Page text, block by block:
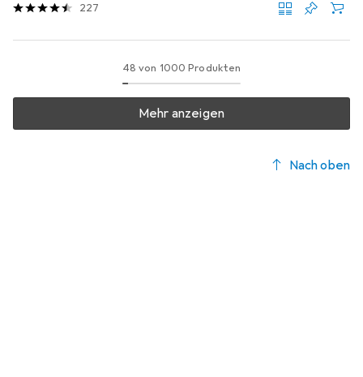
227
48 von 1000 Produkten
Mehr anzeigen
Nach oben